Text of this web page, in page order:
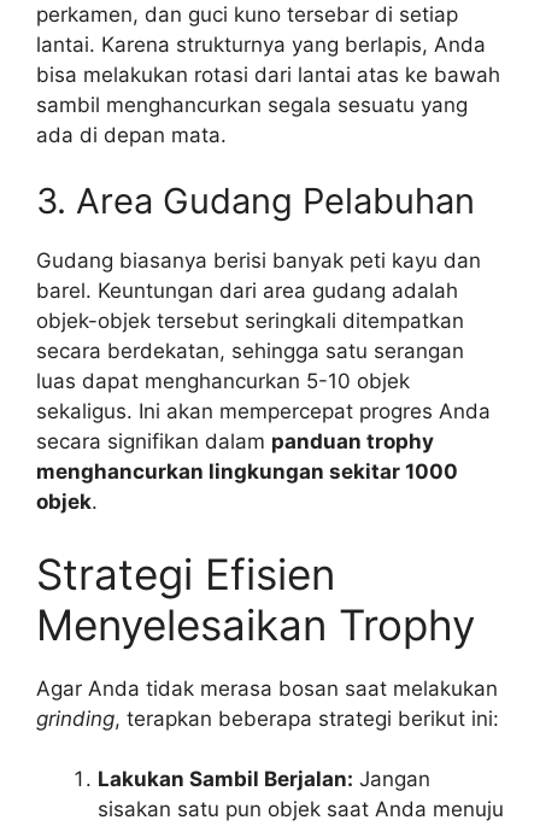
perkamen, dan guci kuno tersebar di setiap
lantai. Karena strukturnya yang berlapis, Anda
bisa melakukan rotasi dari lantai atas ke bawah
sambil menghancurkan segala sesuatu yang
ada di depan mata.
3. Area Gudang Pelabuhan
Gudang biasanya berisi banyak peti kayu dan
barel. Keuntungan dari area gudang adalah
objek-objek tersebut seringkali ditempatkan
secara berdekatan, sehingga satu serangan
luas dapat menghancurkan 5-10 objek
sekaligus. Ini akan mempercepat progres Anda
secara signifikan dalam panduan trophy
menghancurkan lingkungan sekitar 1000
objek.
Strategi Efisien
Menyelesaikan Trophy
Agar Anda tidak merasa bosan saat melakukan
grinding, terapkan beberapa strategi berikut ini:
Lakukan Sambil Berjalan: Jangan
sisakan satu pun objek saat Anda menuju